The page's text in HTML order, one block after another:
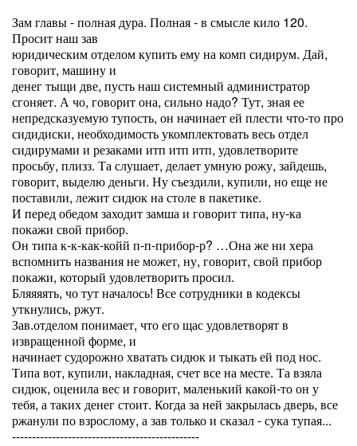
Зам главы - полная дура. Полная - в смысле кило 120.
Просит наш зав
юридическим отделом купить ему на комп сидирум. Дай,
говорит, машину и
денег тыщи две, пусть наш системный администратор
сгоняет. А чо, говорит она, сильно надо? Тут, зная ее
непредсказуемую тупость, он начинает ей плести что-то про
сидидиски, необходимость укомплектовать весь отдел
сидирумами и резаками итп итп итп, удовлетворите
просьбу, плизз. Та слушает, делает умную рожу, зайдешь,
говорит, выделю деньги. Ну съездили, купили, но еще не
поставили, лежит сидюк на столе в пакетике.
И перед обедом заходит замша и говорит типа, ну-ка
покажи свой прибор.
Он типа к-к-как-койй п-п-прибор-р? …Она же ни хера
вспомнить названия не может, ну, говорит, свой прибор
покажи, который удовлетворить просил.
Бляяяять, чо тут началось! Все сотрудники в кодексы
уткнулись, ржут.
Зав.отделом понимает, что его щас удовлетворят в
извращенной форме, и
начинает судорожно хватать сидюк и тыкать ей под нос.
Типа вот, купили, накладная, счет все на месте. Та взяла
сидюк, оценила вес и говорит, маленький какой-то он у
тебя, а таких денег стоит. Когда за ней закрылась дверь, все
ржанули по взрослому, а зав только и сказал - сука тупая...
-----------------------------------------------